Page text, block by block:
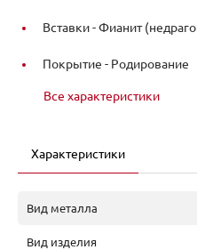
Вставки -Фианит
Покрытие - Родирование
Все характеристики
Характеристики
Вид металла
Вид изделия